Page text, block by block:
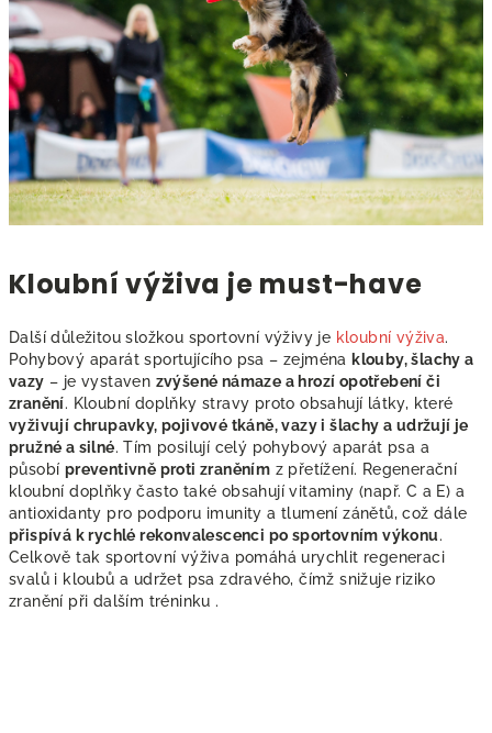
Kloubní výživa je must-have
Další důležitou složkou sportovní výživy je kloubní výživa.
Pohybový aparát sportujícího psa – zejména klouby, šlachy a
vazy – je vystaven zvýšené námaze a hrozí opotřebení či
zranění. Kloubní doplňky stravy proto obsahují látky, které
vyživují chrupavky, pojivové tkáně, vazy i šlachy a udržují je
pružné a silné. Tím posilují celý pohybový aparát psa a
působí preventivně proti zraněním z přetížení. Regenerační
kloubní doplňky často také obsahují vitaminy (např. C a E) a
antioxidanty pro podporu imunity a tlumení zánětů, což dále
přispívá k rychlé rekonvalescenci po sportovním výkonu.
Celkově tak sportovní výživa pomáhá urychlit regeneraci
svalů i kloubů a udržet psa zdravého, čímž snižuje riziko
zranění při dalším tréninku .